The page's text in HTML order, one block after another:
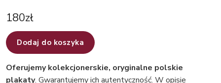
180zł
Dodaj do koszyka
Oferujemy kolekcjonerskie, oryginalne polskie
plakaty. Gwarantujemy ich autentyczność. W opisie